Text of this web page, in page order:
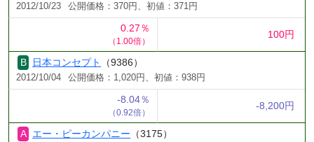
2012/10/23 公開価格：370円、初値：371円
0.27％
（1.00倍）
100円
日本コンセプト （9386）
2012/10/04 公開価格：1,020円、初値：938円
-8.04％
（0.92倍）
-8,200円
エー・ピーカンパニー （3175）